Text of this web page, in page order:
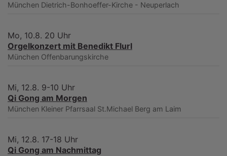
München Dietrich-Bonhoeffer-Kirche - Neuperlach
Mo, 10.8. 20 Uhr
Orgelkonzert mit Benedikt Flurl
München Offenbarungskirche
Mi, 12.8. 9-10 Uhr
Qi Gong am Morgen
München Kleiner Pfarrsaal St.Michael Berg am Laim
Mi, 12.8. 17-18 Uhr
Qi Gong am Nachmittag